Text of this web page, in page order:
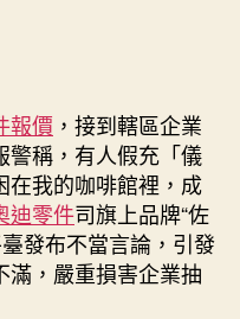
表
“愛
買
不
買”
“不
缺
報價 ，接到轄區企業
警稱，有人假充「儀
在我的咖啡館裡，成
迪零件司旗上品牌“佐
發布不當言論，引發
滿，嚴重損害企業抽